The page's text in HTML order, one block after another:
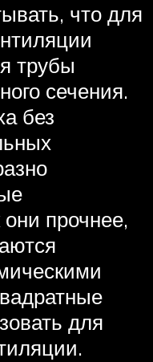
что для
трубы
сечения.
без
они прочнее,
для